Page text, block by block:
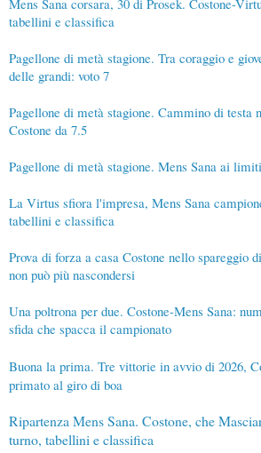
Mens Sana corsara, 30 di Prosek. Costone-
tabellini e classifica
Pagellone di metà stagione. Tra coraggio e
delle grandi: voto 7
Pagellone di metà stagione. Cammino di testa
Costone da 7.5
Pagellone di metà stagione. Mens Sana ai
La Virtus sfiora l'impresa, Mens Sana
tabellini e classifica
Prova di forza a casa Costone nello spareggio
non può più nascondersi
Una poltrona per due. Costone-Mens Sana:
sfida che spacca il campionato
Buona la prima. Tre vittorie in avvio di 2026,
primato al giro di boa
Ripartenza Mens Sana. Costone, che
turno, tabellini e classifica